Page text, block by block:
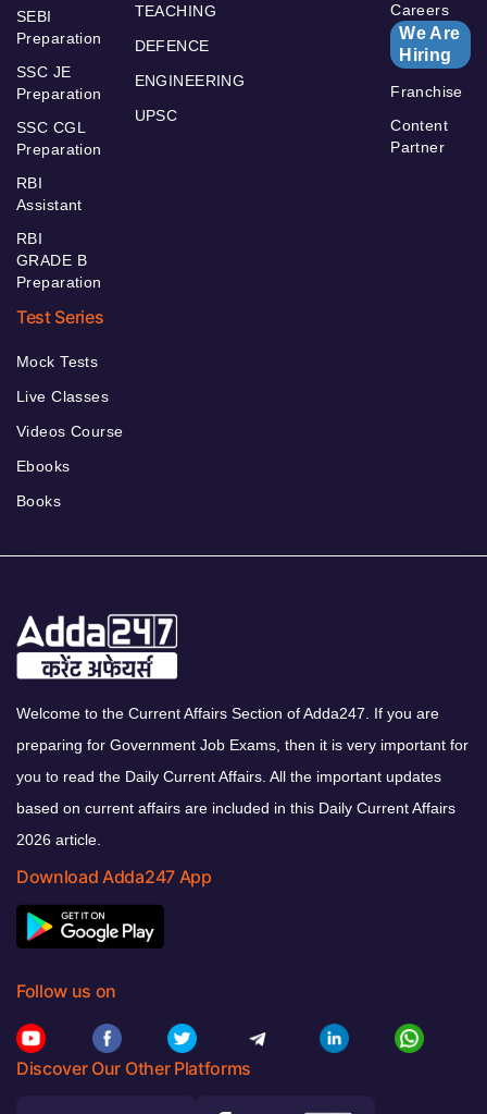
SEBI
Preparation
SSC JE
Preparation
SSC CGL
Preparation
RBI
Assistant
RBI
GRADE B
Preparation
TEACHING
DEFENCE
ENGINEERING
UPSC
Careers
We Are
Hiring
Franchise
Content
Partner
Test Series
Mock Tests
Live Classes
Videos Course
Ebooks
Books
Welcome to the Current Affairs Section of Adda247. If you are
preparing for Government Job Exams, then it is very important for
you to read the Daily Current Affairs. All the important updates
based on current affairs are included in this Daily Current Affairs
2026 article.
Download Adda247 App
Follow us on
Discover Our Other Platforms